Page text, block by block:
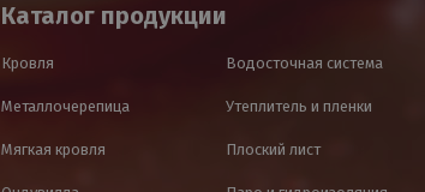
Каталог продукции
Кровля
Металлочерепица
Мягкая кровля
Водосточная система
Утеплитель и пленки
Плоский лист